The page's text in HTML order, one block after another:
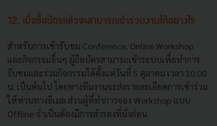
12. เมื่อซื้อบัตรแล้วจะสามารถเข้าร่วมงานได้อย่างไร
สำหรับการเข้ารับชม Conference, Online Workshop
และกิจกรรมอื่นๆ ผู้ถือบัตรสามารถเข้าระบบเพื่อทำการ
รับชมและร่วมกิจกรรมได้ตั้งแต่วันที่ 5 ตุลาคม เวลา 10.00
น. เป็นต้นไป โดยทางทีมงานจะส่งรายละเอียดการเข้าร่วม
ให้ท่านทางอีเมล ส่วนผู้ที่ทำการจอง Workshop แบบ
Offline จำเป็นต้องมีการสำรองที่นั่งก่อน